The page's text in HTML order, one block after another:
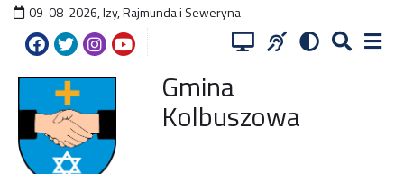
09-08-2026,Izy, Rajmunda i Seweryna
Gmina
Kolbuszowa